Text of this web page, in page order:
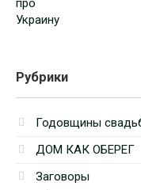
Рубрики
Годовщины
ДОМ КАК ОБЕРЕГ
Заговоры